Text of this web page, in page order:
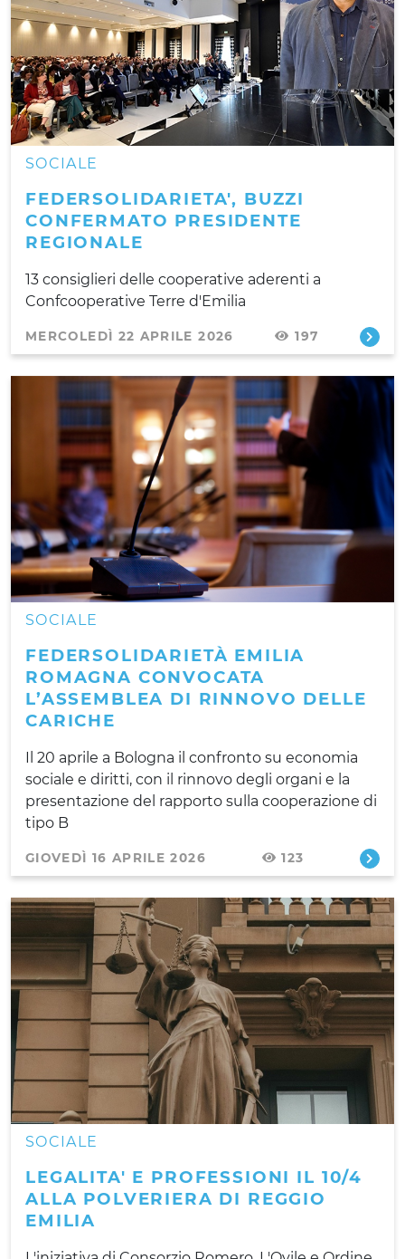
SOCIALE
FEDERSOLIDARIETA', BUZZI
CONFERMATO PRESIDENTE
REGIONALE
13 consiglieri delle cooperative aderenti a
Confcooperative Terre d'Emilia
MERCOLEDÌ 22 APRILE 2026 197
SOCIALE
FEDERSOLIDARIETÀ EMILIA
ROMAGNA CONVOCATA
L’ASSEMBLEA DI RINNOVO DELLE
CARICHE
Il 20 aprile a Bologna il confronto su economia
sociale e diritti, con il rinnovo degli organi e la
presentazione del rapporto sulla cooperazione di
tipo B
GIOVEDÌ 16 APRILE 2026 123
SOCIALE
LEGALITA' E PROFESSIONI IL 10/4
ALLA POLVERIERA DI REGGIO
EMILIA